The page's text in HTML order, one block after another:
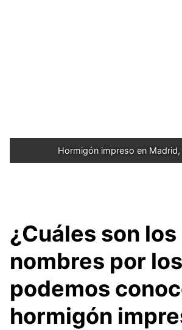
Hormigón impreso en
¿Cuáles son los
nombres por
podemos
hormigón